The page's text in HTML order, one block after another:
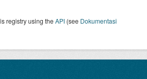
registry using theAPI (see Dokumentasi